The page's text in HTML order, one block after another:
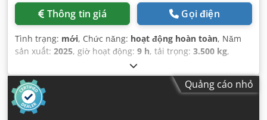
Thông tin giá Gọi điện
Tình trạng: mới, Chức năng: hoạt động hoàn toàn, Năm
sản xuất: 2025, giờ hoạt động: 9 h, tải trọng: 3.500 kg,
, nâng tự do:
nhiên liệu:diesel, loại cột:triplex, chiều cao xây dựng:
2.180 mm
45 kW (61,18 mã lực), chiều rộng giá
đỡ càng nâng:
lượng không tải:
Quảng cáo nhỏ